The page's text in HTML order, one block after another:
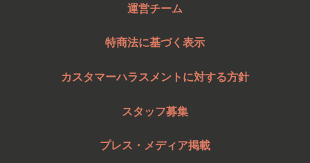
運営チーム
特商法に基づく表示
カスタマーハラスメントに対する方針
スタッフ募集
プレス・メディア掲載